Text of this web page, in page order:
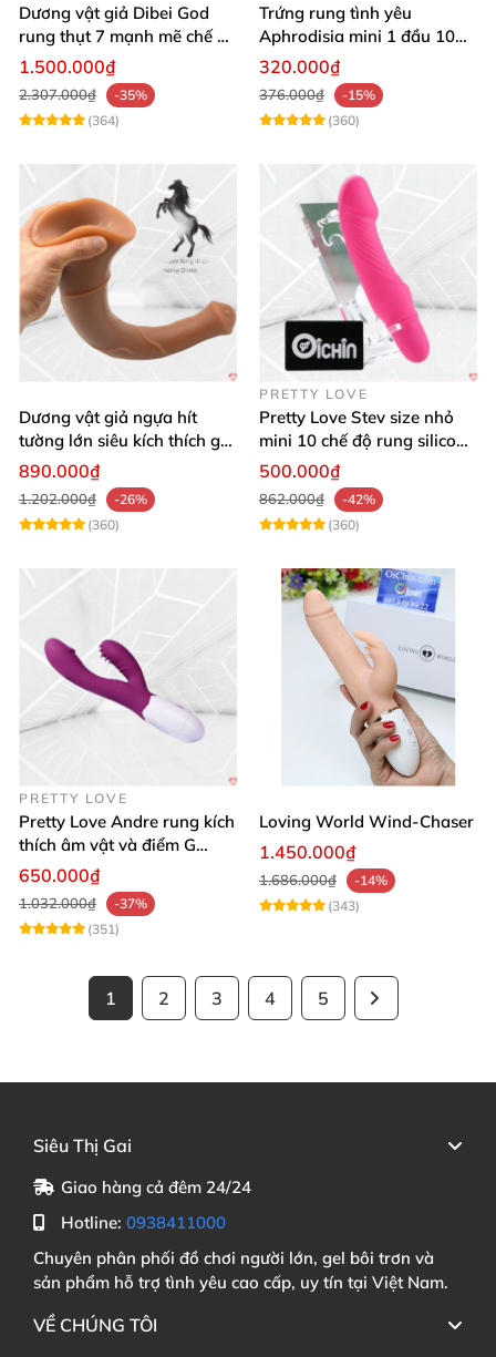
Dương vật giả Dibei God
rung thụt 7 mạnh mẽ chế độ
tỏa nhiệt
1.500.000₫
2.307.000₫
-35%
(364)
Trứng rung tình yêu
Aphrodisia mini 1 đầu 10
chế độ rung đa năng
320.000₫
376.000₫
-15%
(360)
Dương vật giả ngựa hít
tường lớn siêu kích thích gai
nổi
890.000₫
1.202.000₫
-26%
(360)
PRETTY LOVE
Pretty Love Stev size nhỏ
mini 10 chế độ rung silicone
mềm
500.000₫
862.000₫
-42%
(360)
PRETTY LOVE
Pretty Love Andre rung kích
thích âm vật và điểm G
mạnh mẽ
650.000₫
1.032.000₫
-37%
(351)
Loving World Wind-Chaser
1.450.000₫
1.686.000₫
-14%
(343)
1 2 3 4 5
Siêu Thị Gai
Giao hàng cả đêm 24/24
Hotline: 0938411000
Chuyên phân phối đồ chơi người lớn, gel bôi trơn và
sản phẩm hỗ trợ tình yêu cao cấp, uy tín tại Việt Nam.
VỀ CHÚNG TÔI